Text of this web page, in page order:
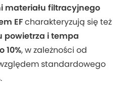
materiału filtracyjnego
EFcharakteryzują się też
powietrza i tempa
10%, w zależności od
standardowego